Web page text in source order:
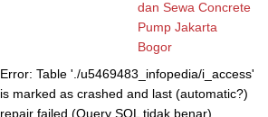
(105)
(14)
Error: Table './u5469483_infopedia/i_access'
is marked as crashed and last (automatic?)
repair failed (Query SQL tidak benar)